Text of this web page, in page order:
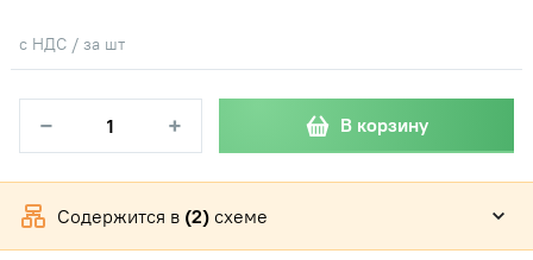
с НДС / за шт
− + В корзину
Содержится в (2) схеме